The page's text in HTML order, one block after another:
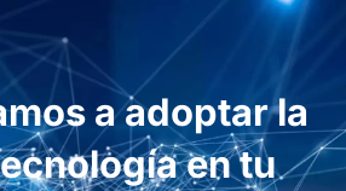
a adoptar la
en tu